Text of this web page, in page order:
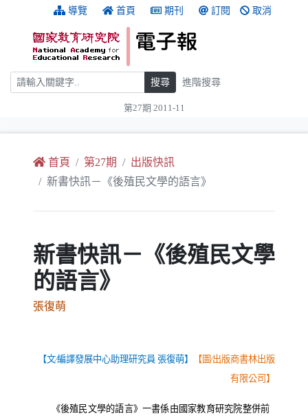
跳到主要內容 導覽 首頁 期刊 訂閱 取消
搜尋 搜尋 進階搜尋
第27期 2011-11
首頁 第27期
出版快訊
新書快訊－《後殖民文學的語言》
新書快訊－《後殖民文學
的語言》
張復萌
【文∕編譯發展中心助理研究員 張復萌】
【圖∕出版商書林出版
有限公司】
《後殖民文學的語言》一書係由國家教育研究院整併前